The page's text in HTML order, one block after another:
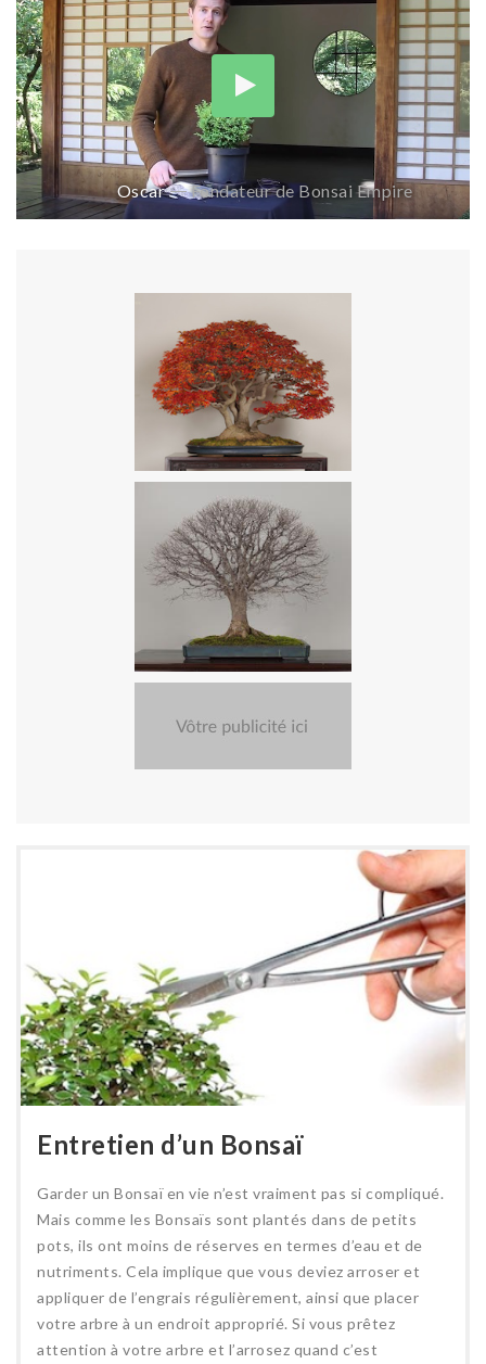
Oscar Fondateur de Bonsai Empire
Entretien d’un Bonsaï
Garder un Bonsaï en vie n’est vraiment pas si compliqué.
Mais comme les Bonsaïs sont plantés dans de petits
pots, ils ont moins de réserves en termes d’eau et de
nutriments. Cela implique que vous deviez arroser et
appliquer de l’engrais régulièrement, ainsi que placer
votre arbre à un endroit approprié. Si vous prêtez
attention à votre arbre et l’arrosez quand c’est